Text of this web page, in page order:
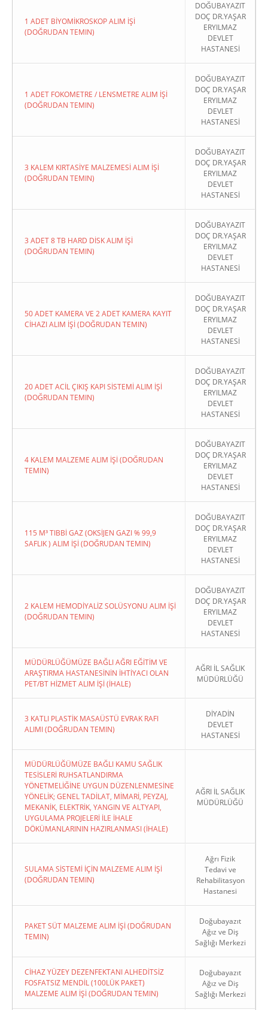
1 ADET BİYOMİKROSKOP ALIM İŞİ
(DOĞRUDAN TEMIN)
DOĞUBAYAZIT
DOÇ DR.YAŞAR
ERYILMAZ
DEVLET
HASTANESİ
1 ADET FOKOMETRE / LENSMETRE ALIM İŞİ
(DOĞRUDAN TEMIN)
DOĞUBAYAZIT
DOÇ DR.YAŞAR
ERYILMAZ
DEVLET
HASTANESİ
3 KALEM KIRTASİYE MALZEMESİ ALIM İŞİ
(DOĞRUDAN TEMIN)
DOĞUBAYAZIT
DOÇ DR.YAŞAR
ERYILMAZ
DEVLET
HASTANESİ
3 ADET 8 TB HARD DİSK ALIM İŞİ
(DOĞRUDAN TEMIN)
DOĞUBAYAZIT
DOÇ DR.YAŞAR
ERYILMAZ
DEVLET
HASTANESİ
50 ADET KAMERA VE 2 ADET KAMERA KAYIT
CİHAZI ALIM İŞİ (DOĞRUDAN TEMIN)
DOĞUBAYAZIT
DOÇ DR.YAŞAR
ERYILMAZ
DEVLET
HASTANESİ
20 ADET ACİL ÇIKIŞ KAPI SİSTEMİ ALIM İŞİ
(DOĞRUDAN TEMIN)
DOĞUBAYAZIT
DOÇ DR.YAŞAR
ERYILMAZ
DEVLET
HASTANESİ
4 KALEM MALZEME ALIM İŞİ (DOĞRUDAN
TEMIN)
DOĞUBAYAZIT
DOÇ DR.YAŞAR
ERYILMAZ
DEVLET
HASTANESİ
115 M³ TIBBİ GAZ (OKSİJEN GAZI % 99,9
SAFLIK ) ALIM İŞİ (DOĞRUDAN TEMIN)
DOĞUBAYAZIT
DOÇ DR.YAŞAR
ERYILMAZ
DEVLET
HASTANESİ
2 KALEM HEMODİYALİZ SOLÜSYONU ALIM İŞİ
(DOĞRUDAN TEMIN)
DOĞUBAYAZIT
DOÇ DR.YAŞAR
ERYILMAZ
DEVLET
HASTANESİ
MÜDÜRLÜĞÜMÜZE BAĞLI AĞRI EĞİTİM VE
ARAŞTIRMA HASTANESİNİN İHTİYACI OLAN
PET/BT HİZMET ALIM İŞİ (İHALE)
AĞRI İL SAĞLIK
MÜDÜRLÜĞÜ
3 KATLI PLASTİK MASAÜSTÜ EVRAK RAFI
ALIMI (DOĞRUDAN TEMIN)
DİYADİN
DEVLET
HASTANESİ
MÜDÜRLÜĞÜMÜZE BAĞLI KAMU SAĞLIK
TESİSLERİ RUHSATLANDIRMA
YÖNETMELİĞİNE UYGUN DÜZENLENMESİNE
YÖNELİK; GENEL TADİLAT, MİMARİ, PEYZAJ,
MEKANİK, ELEKTRİK, YANGIN VE ALTYAPI,
UYGULAMA PROJELERİ İLE İHALE
DÖKÜMANLARININ HAZIRLANMASI (İHALE)
AĞRI İL SAĞLIK
MÜDÜRLÜĞÜ
SULAMA SİSTEMİ İÇİN MALZEME ALIM İŞİ
(DOĞRUDAN TEMIN)
Ağrı Fizik
Tedavi ve
Rehabilitasyon
Hastanesi
PAKET SÜT MALZEME ALIM İŞİ (DOĞRUDAN
TEMIN)
Doğubayazıt
Ağız ve Diş
Sağlığı Merkezi
CİHAZ YÜZEY DEZENFEKTANI ALHEDİTSİZ
FOSFATSIZ MENDİL (100LÜK PAKET)
MALZEME ALIM İŞİ (DOĞRUDAN TEMIN)
Doğubayazıt
Ağız ve Diş
Sağlığı Merkezi